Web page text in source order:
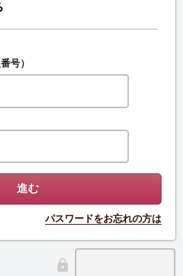
号）
パスワードをお忘れの方は